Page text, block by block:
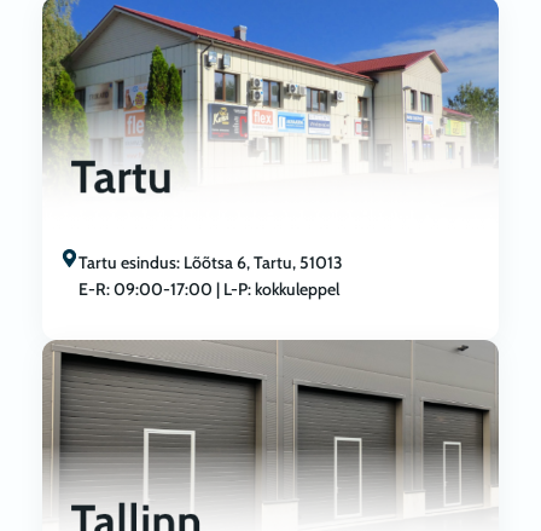
Tartu esindus: Lõõtsa 6, Tartu, 51013
E-R: 09:00-17:00 | L-P: kokkuleppel